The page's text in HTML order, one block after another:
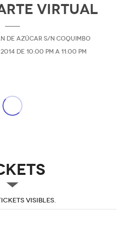
virtual
de Azúcar s/N Coquimbo
de 10:00 pm a 11:00 pm
visibles.